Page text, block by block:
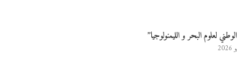
لعلوم البحر و الليمنولوجيا”